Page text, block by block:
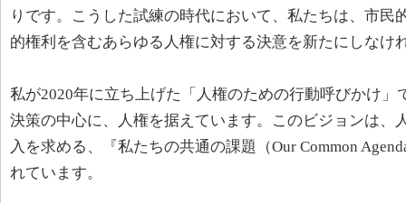
りです。こうした試練の時代において、私たちは、市民
的権利を含むあらゆる人権に対する決意を新たにしなけ
私が2020年に立ち上げた「人権のための行動呼びかけ
決策の中心に、人権を据えています。このビジョンは、
入を求める、『私たちの共通の課題（Our Common
れています。